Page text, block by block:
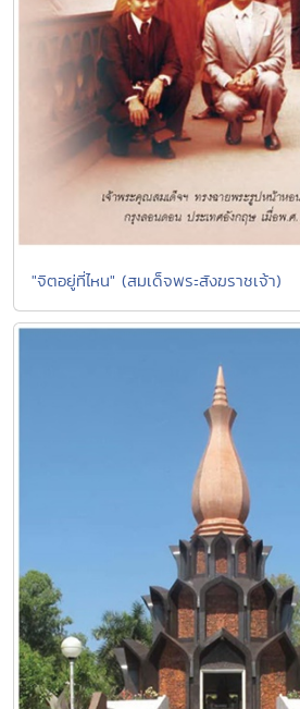
"จิตอยู่ที่ไหน" (สมเด็จพระสังฆราชเจ้า)